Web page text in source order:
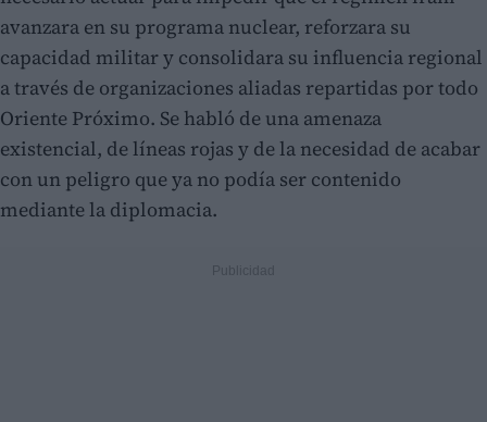
avanzara en su programa nuclear, reforzara su
capacidad militar y consolidara su influencia regional
a través de organizaciones aliadas repartidas por todo
Oriente Próximo. Se habló de una amenaza
existencial, de líneas rojas y de la necesidad de acabar
con un peligro que ya no podía ser contenido
mediante la diplomacia.